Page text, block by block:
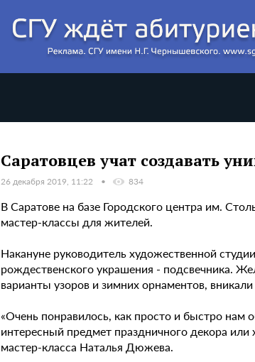
Саратовцев учат создавать
26 декабря 2019, 11:22 834
В Саратове на базе Городского центра им.
мастер-классы для жителей.
Накануне руководитель художественной
рождественского украшения - подсвечника.
варианты узоров и зимних орнаментов,
«Очень понравилось, как просто и быстро нам
интересный предмет праздничного декора
мастер-класса Наталья Дюжева.